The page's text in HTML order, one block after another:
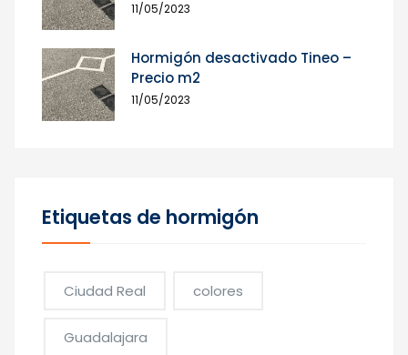
11/05/2023
Hormigón desactivado Tineo –
Precio m2
11/05/2023
Etiquetas de hormigón
Ciudad Real colores
Guadalajara